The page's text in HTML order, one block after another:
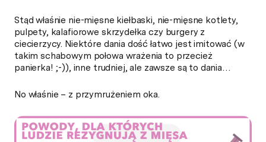
Stąd właśnie nie-mięsne kiełbaski, nie-mięsne kotlety,
pulpety, kalafiorowe skrzydełka czy burgery z
ciecierzycy. Niektóre dania dość łatwo jest imitować (w
takim schabowym połowa wrażenia to przecież
panierka! ;-)), inne trudniej, ale zawsze są to dania…
No właśnie – z przymrużeniem oka.